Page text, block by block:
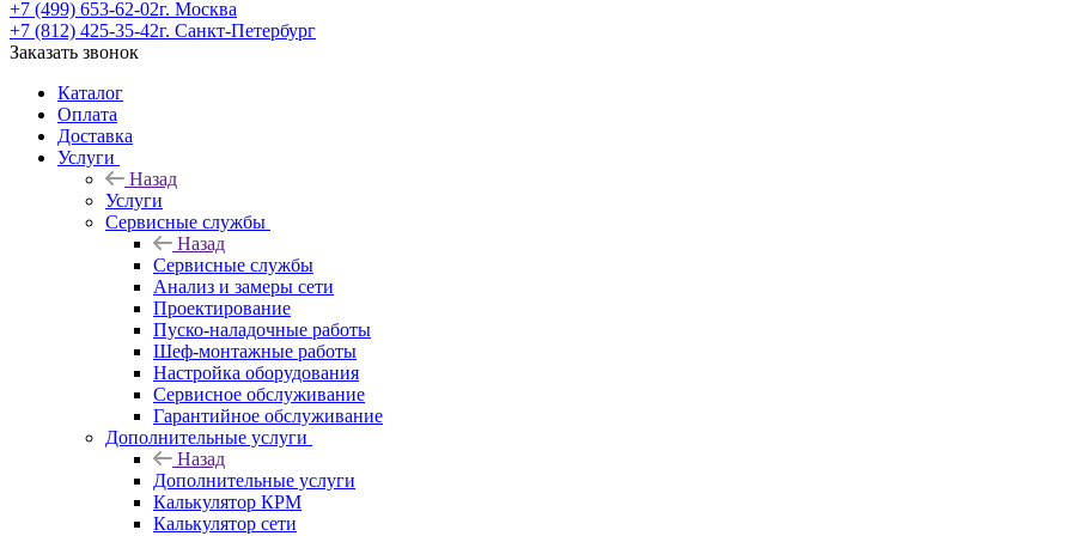
+7 (499) 653-62-02г. Москва
+7 (812) 425-35-42г. Санкт-Петербург
Заказать звонок
Каталог
Оплата
Доставка
Услуги
Назад
Услуги
Сервисные службы
Назад
Сервисные службы
Анализ и замеры сети
Проектирование
Пуско-наладочные работы
Шеф-монтажные работы
Настройка оборудования
Сервисное обслуживание
Гарантийное обслуживание
Дополнительные услуги
Назад
Дополнительные услуги
Калькулятор КРМ
Калькулятор сети